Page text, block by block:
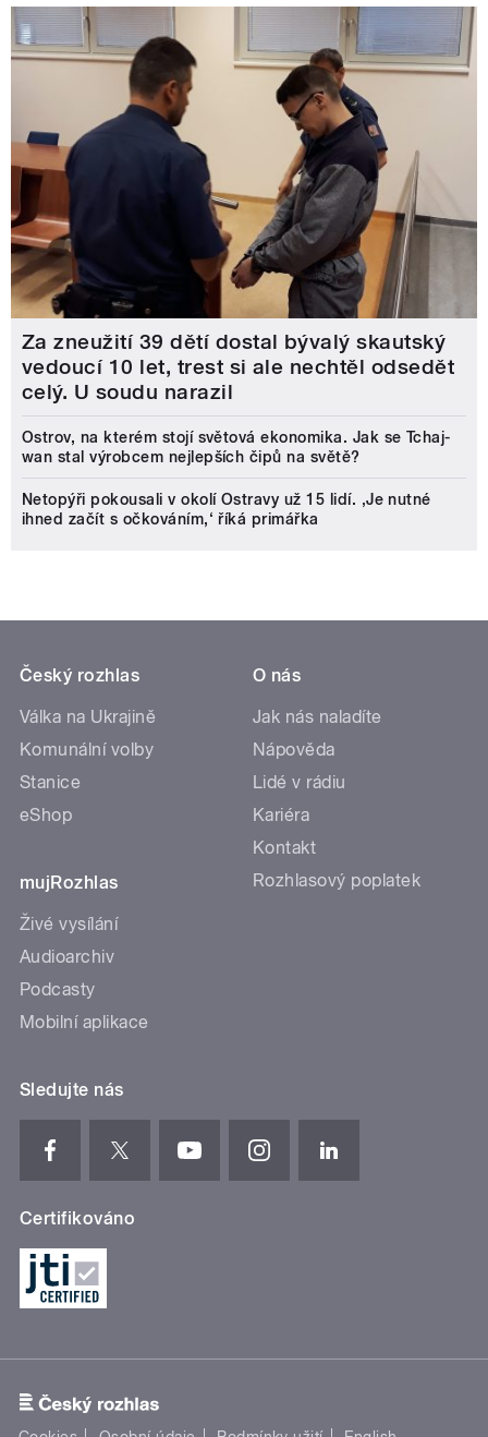
Za zneužití 39 dětí dostal bývalý skautský
vedoucí 10 let, trest si ale nechtěl odsedět
celý. U soudu narazil
Ostrov, na kterém stojí světová ekonomika. Jak se Tchaj-
wan stal výrobcem nejlepších čipů na světě?
Netopýři pokousali v okolí Ostravy už 15 lidí. ‚Je nutné
ihned začít s očkováním,‘ říká primářka
Český rozhlas
Válka na Ukrajině
Komunální volby
Stanice
eShop
mujRozhlas
Živé vysílání
Audioarchiv
Podcasty
Mobilní aplikace
O nás
Jak nás naladíte
Nápověda
Lidé v rádiu
Kariéra
Kontakt
Rozhlasový poplatek
Sledujte nás
Certifikováno